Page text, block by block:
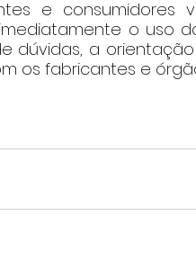
e consumidores
o uso
dúvidas, a
os fabricantes e